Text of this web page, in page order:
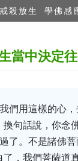
戒殺放生 學佛感
當中決定
們用這樣的心
句話說，你念
了。不是諸佛
，我們菩薩道